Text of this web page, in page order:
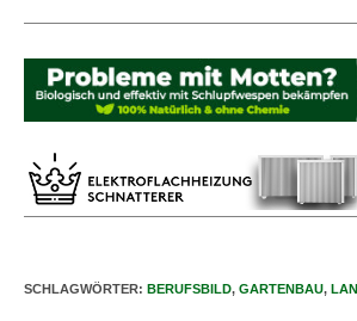
SCHLAGWÖRTER: BERUFSBILD, GARTENBAU,